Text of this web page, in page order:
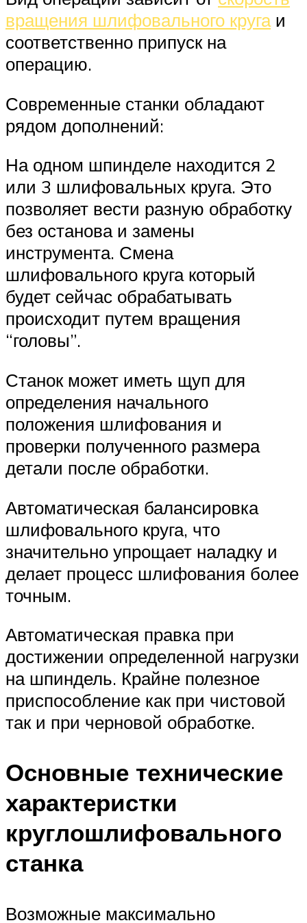
вращения шлифовального кругаи
соответственно припуск на
операцию.
Современные станки обладают
рядом дополнений:
На одном шпинделе находится 2
или 3 шлифовальных круга. Это
позволяет вести разную обработку
без останова и замены
инструмента. Смена
шлифовального круга который
будет сейчас обрабатывать
происходит путем вращения
“головы”.
Станок может иметь щуп для
определения начального
положения шлифования и
проверки полученного размера
детали после обработки.
Автоматическая балансировка
шлифовального круга, что
значительно упрощает наладку и
делает процесс шлифования более
точным.
Автоматическая правка при
достижении определенной нагрузки
на шпиндель. Крайне полезное
приспособление как при чистовой
так и при черновой обработке.
Основные технические
характеристки
круглошлифовального
станка
Возможные максимально